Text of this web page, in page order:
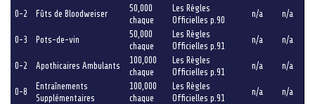
0-2 Fûts de Bloodweiser
50,000
chaque
Les Règles
Officielles p.90
n/a n/a
0-3 Pots-de-vin
50,000
chaque
Les Règles
Officielles p.91
n/a n/a
0-2 Apothicaires Ambulants
100,000
chaque
Les Règles
Officielles p.91
n/a n/a
0-8
Entraînements
Supplémentaires
100,000
chaque
Les Règles
Officielles p.91
n/a n/a